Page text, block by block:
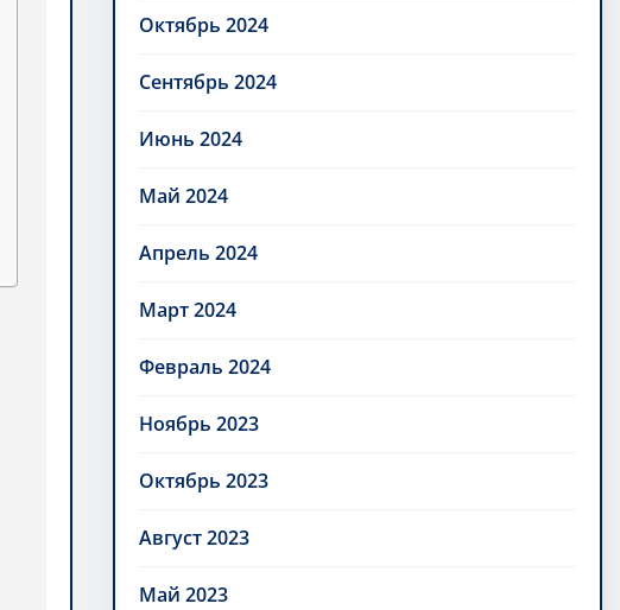
Октябрь 2024
Сентябрь 2024
Июнь 2024
Май 2024
Апрель 2024
Март 2024
Февраль 2024
Ноябрь 2023
Октябрь 2023
Август 2023
Май 2023